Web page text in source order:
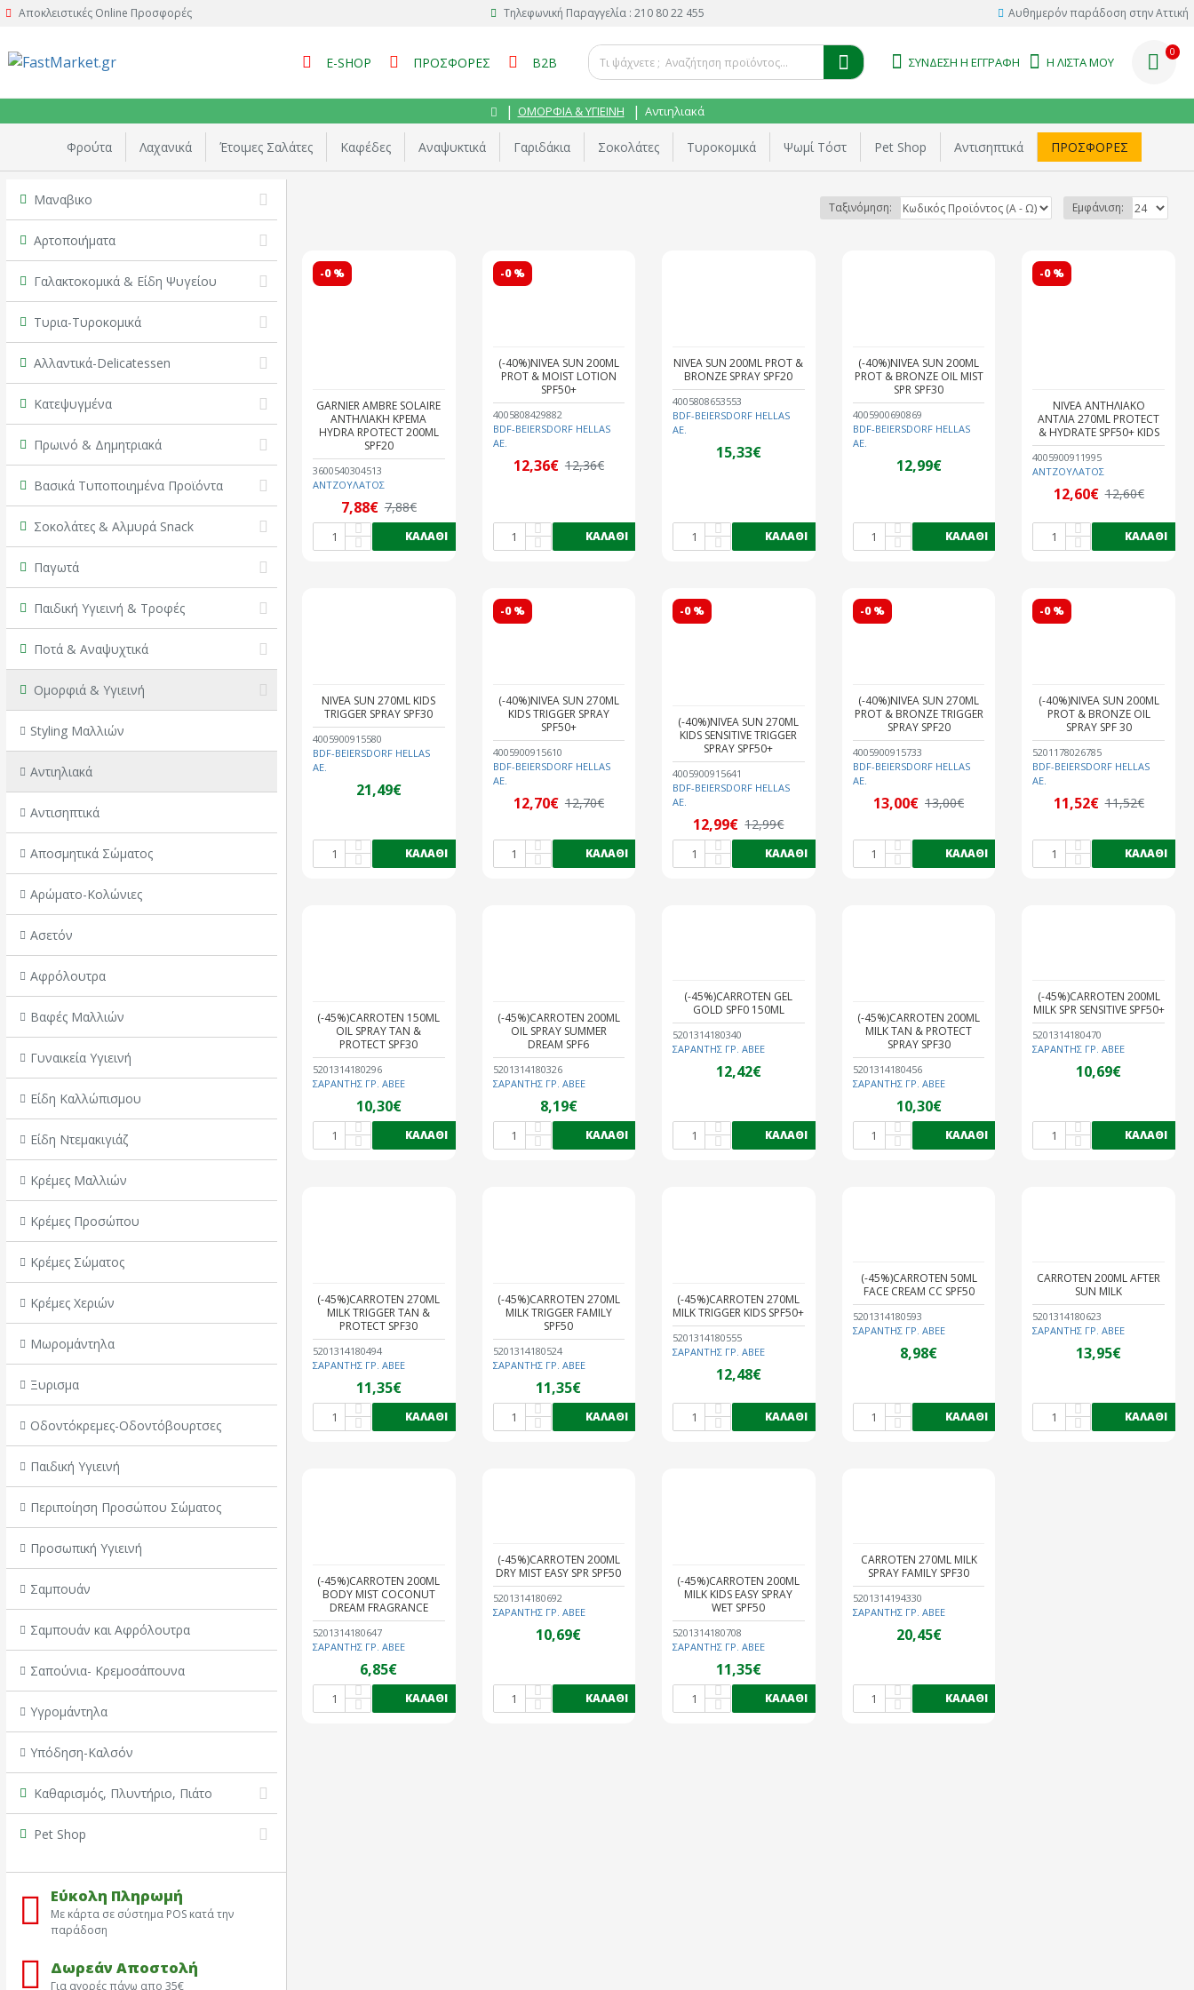
Αποκλειστικές Online Προσφορές Τηλεφωνική Παραγγελία : 210 80 22 455 Αυθημερόν παράδοση στην Αττική
E-SHOP ΠΡΟΣΦΟΡΕΣ B2B ΣΎΝΔΕΣΗ Η ΕΓΓΡΑΦΉ Η ΛΊΣΤΑ ΜΟΥ
0
ΟΜΟΡΦΙΑ & ΥΓΙΕΙΝΗ Αντιηλιακά
Φρούτα Λαχανικά Έτοιμες Σαλάτες Καφέδες Αναψυκτικά Γαριδάκια Σοκολάτες Τυροκομικά Ψωμί Τόστ Pet Shop Αντισηπτικά ΠΡΟΣΦΟΡΕΣ
Μαναβικο
Αρτοποιήματα
Γαλακτοκομικά & Είδη Ψυγείου
Τυρια-Τυροκομικά
Αλλαντικά-Delicatessen
Κατεψυγμένα
Πρωινό & Δημητριακά
Βασικά Τυποποιημένα Προϊόντα
Σοκολάτες & Αλμυρά Snack
Παγωτά
Παιδική Υγιεινή & Τροφές
Ποτά & Αναψυχτικά
Ομορφιά & Υγιεινή
Styling Μαλλιών
Αντιηλιακά
Αντισηπτικά
Αποσμητικά Σώματος
Αρώματο-Κολώνιες
Ασετόν
Αφρόλουτρα
Βαφές Μαλλιών
Γυναικεία Υγιεινή
Είδη Καλλώπισμου
Είδη Ντεμακιγιάζ
Κρέμες Μαλλιών
Κρέμες Προσώπου
Κρέμες Σώματος
Κρέμες Χεριών
Μωρομάντηλα
Ξυρισμα
Οδοντόκρεμες-Οδοντόβουρτσες
Παιδική Υγιεινή
Περιποίηση Προσώπου Σώματος
Προσωπική Υγιεινή
Σαμπουάν
Σαμπουάν και Αφρόλουτρα
Σαπούνια- Κρεμοσάπουνα
Υγρομάντηλα
Υπόδηση-Καλσόν
Καθαρισμός, Πλυντήριο, Πιάτο
Pet Shop
Εύκολη Πληρωμή
Με κάρτα σε σύστημα POS κατά την
παράδοση
Δωρεάν Αποστολή
Για αγορές πάνω απο 35€
Ταξινόμηση: Εμφάνιση:
-0 %
3600540304513
ΑΝΤΖΟΥΛΑΤΟΣ
GARNIER AMBRE SOLAIRE
ΑΝΤΗΛΙΑΚΗ ΚΡΕΜΑ
HYDRA RPOTECT 200ML
SPF20
7,88€ 7,88€
ΚΑΛΆΘΙ
-0 %
4005808429882
BDF-BEIERSDORF HELLAS
AE.
(-40%)NIVEA SUN 200ML
PROT & MOIST LOTION
SPF50+
12,36€ 12,36€
ΚΑΛΆΘΙ
4005808653553
BDF-BEIERSDORF HELLAS
AE.
NIVEA SUN 200ML PROT &
BRONZE SPRAY SPF20
15,33€
ΚΑΛΆΘΙ
4005900690869
BDF-BEIERSDORF HELLAS
AE.
(-40%)NIVEA SUN 200ML
PROT & BRONZE OIL MIST
SPR SPF30
12,99€
ΚΑΛΆΘΙ
-0 %
4005900911995
ΑΝΤΖΟΥΛΑΤΟΣ
NIVEA ΑΝΤΗΛΙΑΚΟ
ΑΝΤΛΙΑ 270ML PROTECT
& HYDRATE SPF50+ KIDS
12,60€ 12,60€
ΚΑΛΆΘΙ
4005900915580
BDF-BEIERSDORF HELLAS
AE.
NIVEA SUN 270ML KIDS
TRIGGER SPRAY SPF30
21,49€
ΚΑΛΆΘΙ
-0 %
4005900915610
BDF-BEIERSDORF HELLAS
AE.
(-40%)NIVEA SUN 270ML
KIDS TRIGGER SPRAY
SPF50+
12,70€ 12,70€
ΚΑΛΆΘΙ
-0 %
4005900915641
BDF-BEIERSDORF HELLAS
AE.
(-40%)NIVEA SUN 270ML
KIDS SENSITIVE TRIGGER
SPRAY SPF50+
12,99€ 12,99€
ΚΑΛΆΘΙ
-0 %
4005900915733
BDF-BEIERSDORF HELLAS
AE.
(-40%)NIVEA SUN 270ML
PROT & BRONZE TRIGGER
SPRAY SPF20
13,00€ 13,00€
ΚΑΛΆΘΙ
-0 %
5201178026785
BDF-BEIERSDORF HELLAS
AE.
(-40%)NIVEA SUN 200ML
PROT & BRONZE OIL
SPRAY SPF 30
11,52€ 11,52€
ΚΑΛΆΘΙ
5201314180296
ΣΑΡΑΝΤΗΣ ΓΡ. ΑΒΕΕ
(-45%)CARROTEN 150ML
OIL SPRAY TAN &
PROTECT SPF30
10,30€
ΚΑΛΆΘΙ
5201314180326
ΣΑΡΑΝΤΗΣ ΓΡ. ΑΒΕΕ
(-45%)CARROTEN 200ML
OIL SPRAY SUMMER
DREAM SPF6
8,19€
ΚΑΛΆΘΙ
5201314180340
ΣΑΡΑΝΤΗΣ ΓΡ. ΑΒΕΕ
(-45%)CARROTEN GEL
GOLD SPF0 150ML
12,42€
ΚΑΛΆΘΙ
5201314180456
ΣΑΡΑΝΤΗΣ ΓΡ. ΑΒΕΕ
(-45%)CARROTEN 200ML
MILK TAN & PROTECT
SPRAY SPF30
10,30€
ΚΑΛΆΘΙ
5201314180470
ΣΑΡΑΝΤΗΣ ΓΡ. ΑΒΕΕ
(-45%)CARROTEN 200ML
MILK SPR SENSITIVE SPF50+
10,69€
ΚΑΛΆΘΙ
5201314180494
ΣΑΡΑΝΤΗΣ ΓΡ. ΑΒΕΕ
(-45%)CARROTEN 270ML
MILK TRIGGER TAN &
PROTECT SPF30
11,35€
ΚΑΛΆΘΙ
5201314180524
ΣΑΡΑΝΤΗΣ ΓΡ. ΑΒΕΕ
(-45%)CARROTEN 270ML
MILK TRIGGER FAMILY
SPF50
11,35€
ΚΑΛΆΘΙ
5201314180555
ΣΑΡΑΝΤΗΣ ΓΡ. ΑΒΕΕ
(-45%)CARROTEN 270ML
MILK TRIGGER KIDS SPF50+
12,48€
ΚΑΛΆΘΙ
5201314180593
ΣΑΡΑΝΤΗΣ ΓΡ. ΑΒΕΕ
(-45%)CARROTEN 50ML
FACE CREAM CC SPF50
8,98€
ΚΑΛΆΘΙ
5201314180623
ΣΑΡΑΝΤΗΣ ΓΡ. ΑΒΕΕ
CARROTEN 200ML AFTER
SUN MILK
13,95€
ΚΑΛΆΘΙ
5201314180647
ΣΑΡΑΝΤΗΣ ΓΡ. ΑΒΕΕ
(-45%)CARROTEN 200ML
BODY MIST COCONUT
DREAM FRAGRANCE
6,85€
ΚΑΛΆΘΙ
5201314180692
ΣΑΡΑΝΤΗΣ ΓΡ. ΑΒΕΕ
(-45%)CARROTEN 200ML
DRY MIST EASY SPR SPF50
10,69€
ΚΑΛΆΘΙ
5201314180708
ΣΑΡΑΝΤΗΣ ΓΡ. ΑΒΕΕ
(-45%)CARROTEN 200ML
MILK KIDS EASY SPRAY
WET SPF50
11,35€
ΚΑΛΆΘΙ
5201314194330
ΣΑΡΑΝΤΗΣ ΓΡ. ΑΒΕΕ
CARROTEN 270ML MILK
SPRAY FAMILY SPF30
20,45€
ΚΑΛΆΘΙ